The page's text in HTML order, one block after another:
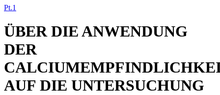
Pt.1
ÜBER DIE ANWENDUNG
DER
AUF DIE UNTERSUCHUNG